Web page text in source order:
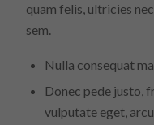
quam felis, ultricies
sem.
Nulla consequat
Donec pede justo,
vulputate eget,